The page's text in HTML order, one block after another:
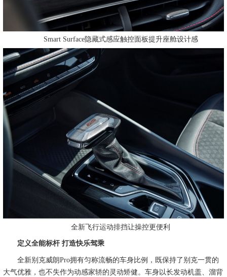
Smart Surface隐藏式感应触控面板提升座舱设计感
全新飞行运动排挡让操控更便利
定义全能标杆 打造快乐驾乘
全新别克威朗Pro拥有匀称流畅的车身比例，既保持了别克一贯的
大气优雅，也不失作为动感家轿的灵动矫健。车身以长发动机盖、溜背